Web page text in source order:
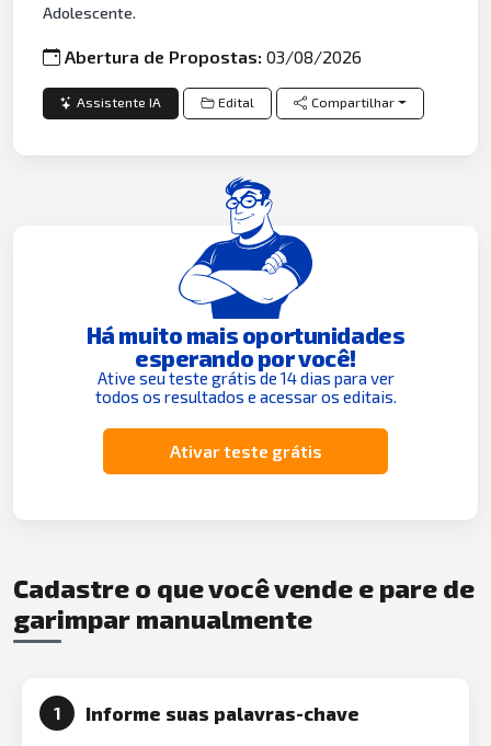
Adolescente.
Abertura de Propostas:03/08/2026
Assistente IA Edital Compartilhar
Há muito mais oportunidades
esperando por você!
Ative seu teste grátis de 14 dias para ver
todos os resultados e acessar os editais.
Ativar teste grátis
Cadastre o que você vende e pare de
garimpar manualmente
1 Informe suas palavras-chave